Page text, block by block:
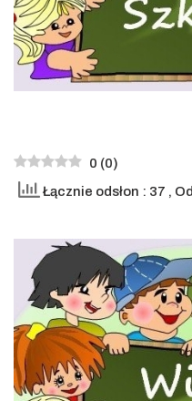
0 (0)
Łącznie odsłon : 37 ,